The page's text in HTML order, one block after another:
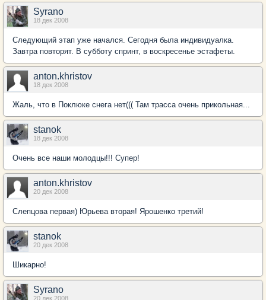
Syrano
18 дек 2008
Следующий этап уже начался. Сегодня была индивидуалка.
Завтра повторят. В субботу спринт, в воскресенье эстафеты.
anton.khristov
18 дек 2008
Жаль, что в Поклюке снега нет((( Там трасса очень прикольная...
stanok
18 дек 2008
Очень все наши молодцы!!! Супер!
anton.khristov
20 дек 2008
Cлепцова первая) Юрьева вторая! Ярошенко третий!
stanok
20 дек 2008
Шикарно!
Syrano
20 дек 2008